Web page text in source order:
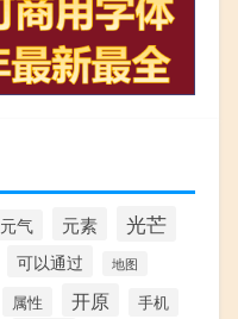
元气 元素 光芒
可以通过 地图
属性 开原 手机